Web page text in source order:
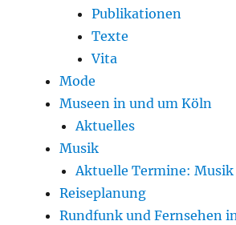
Publikationen
Texte
Vita
Mode
Museen in und um Köln
Aktuelles
Musik
Aktuelle Termine: Musik
Reiseplanung
Rundfunk und Fernsehen